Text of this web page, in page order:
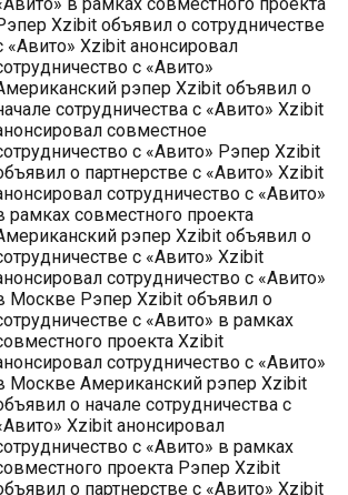
Xzibit объявил о сотрудничестве
«Авито» Xzibit анонсировал
с «Авито»
рэпер Xzibit объявил о
сотрудничества с «Авито» Xzibit
совместное
с «Авито» Рэпер Xzibit
о партнерстве с «Авито» Xzibit
сотрудничество с «Авито»
рамках совместного проекта
рэпер Xzibit объявил о
с «Авито» Xzibit
сотрудничество с «Авито»
Москве Рэпер Xzibit объявил о
с «Авито» в рамках
проекта Xzibit
сотрудничество с «Авито»
Москве Американский рэпер Xzibit
о начале сотрудничества с
Xzibit анонсировал
с «Авито» в рамках
проекта Рэпер Xzibit
о партнерстве с «Авито» Xzibit